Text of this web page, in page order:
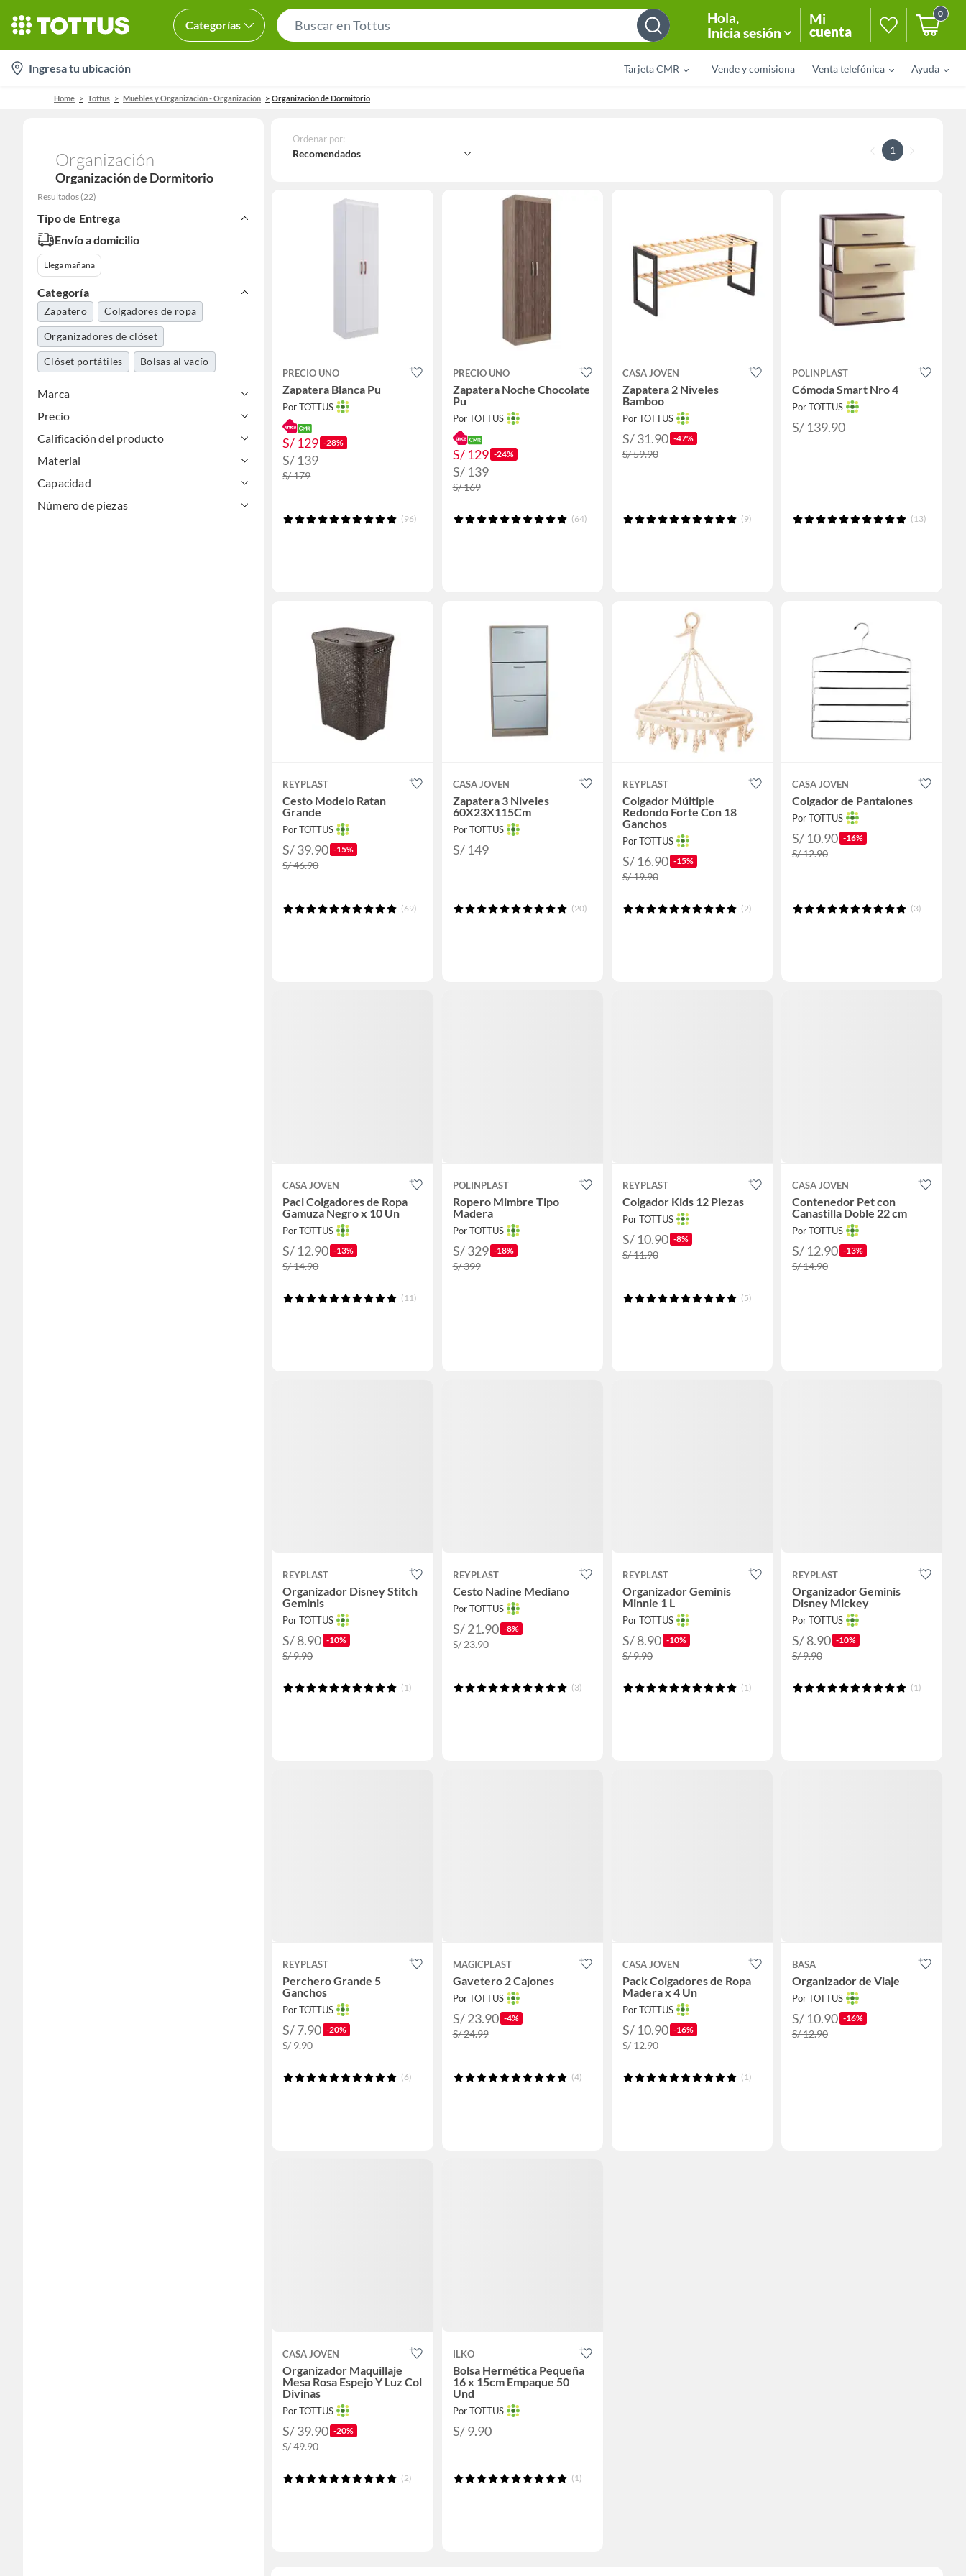
Categorías
Bar
Hola,
Inicia sesión
Mi
cuenta
0
location-
icon
Ingresa tu ubicación Tarjeta CMR Vende y comisiona Venta telefónica Ayuda
Home Tottus Muebles y Organización - Organización Organización de Dormitorio
Organización
Organización de Dormitorio
Resultados (22)
Tipo de Entrega
Envío a domicilio
Llega mañana
Categoría
Zapatero Colgadores de ropa
Organizadores de clóset
Clóset portátiles Bolsas al vacío
Marca
Precio
Calificación del producto
Material
Capacidad
Número de piezas
Ordenar por:
Recomendados 1
PRECIO UNO
Zapatera Blanca Pu
Por TOTTUS
S/ 129 -28%
S/ 139
S/ 179
(96)
PRECIO UNO
Zapatera Noche Chocolate
Pu
Por TOTTUS
S/ 129 -24%
S/ 139
S/ 169
(64)
CASA JOVEN
Zapatera 2 Niveles
Bamboo
Por TOTTUS
S/ 31.90 -47%
S/ 59.90
(9)
POLINPLAST
Cómoda Smart Nro 4
Por TOTTUS
S/ 139.90
(13)
REYPLAST
Cesto Modelo Ratan
Grande
Por TOTTUS
S/ 39.90 -15%
S/ 46.90
(69)
CASA JOVEN
Zapatera 3 Niveles
60X23X115Cm
Por TOTTUS
S/ 149
(20)
REYPLAST
Colgador Múltiple
Redondo Forte Con 18
Ganchos
Por TOTTUS
S/ 16.90 -15%
S/ 19.90
(2)
CASA JOVEN
Colgador de Pantalones
Por TOTTUS
S/ 10.90 -16%
S/ 12.90
(3)
CASA JOVEN
Pacl Colgadores de Ropa
Gamuza Negro x 10 Un
Por TOTTUS
S/ 12.90 -13%
S/ 14.90
(11)
POLINPLAST
Ropero Mimbre Tipo
Madera
Por TOTTUS
S/ 329 -18%
S/ 399
REYPLAST
Colgador Kids 12 Piezas
Por TOTTUS
S/ 10.90 -8%
S/ 11.90
(5)
CASA JOVEN
Contenedor Pet con
Canastilla Doble 22 cm
Por TOTTUS
S/ 12.90 -13%
S/ 14.90
REYPLAST
Organizador Disney Stitch
Geminis
Por TOTTUS
S/ 8.90 -10%
S/ 9.90
(1)
REYPLAST
Cesto Nadine Mediano
Por TOTTUS
S/ 21.90 -8%
S/ 23.90
(3)
REYPLAST
Organizador Geminis
Minnie 1 L
Por TOTTUS
S/ 8.90 -10%
S/ 9.90
(1)
REYPLAST
Organizador Geminis
Disney Mickey
Por TOTTUS
S/ 8.90 -10%
S/ 9.90
(1)
REYPLAST
Perchero Grande 5
Ganchos
Por TOTTUS
S/ 7.90 -20%
S/ 9.90
(6)
MAGICPLAST
Gavetero 2 Cajones
Por TOTTUS
S/ 23.90 -4%
S/ 24.99
(4)
CASA JOVEN
Pack Colgadores de Ropa
Madera x 4 Un
Por TOTTUS
S/ 10.90 -16%
S/ 12.90
(1)
BASA
Organizador de Viaje
Por TOTTUS
S/ 10.90 -16%
S/ 12.90
CASA JOVEN
Organizador Maquillaje
Mesa Rosa Espejo Y Luz Col
Divinas
Por TOTTUS
S/ 39.90 -20%
S/ 49.90
(2)
ILKO
Bolsa Hermética Pequeña
16 x 15cm Empaque 50
Und
Por TOTTUS
S/ 9.90
(1)